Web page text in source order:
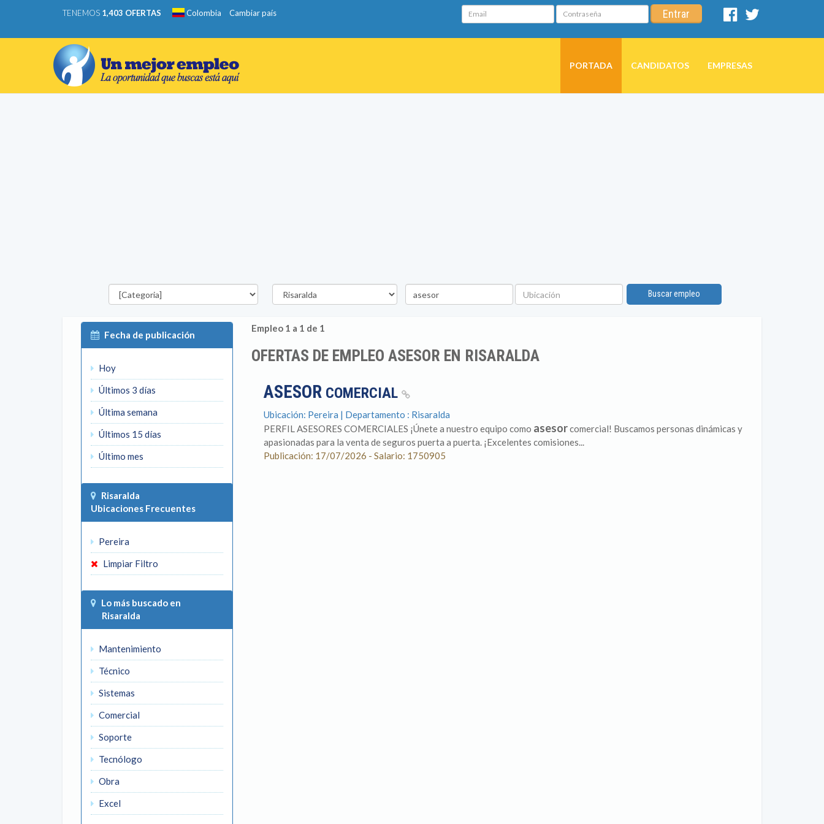
TENEMOS 1,403 OFERTAS Colombia Cambiar país Email Contraseña Entrar
Facebook
PORTADA CANDIDATOS EMPRESAS
Categorías Departamento
Palabra
clave
Ubicación
Buscar empleo
Fecha de publicación
Hoy
Últimos 3 días
Última semana
Últimos 15 días
Último mes
Risaralda
Ubicaciones Frecuentes
Pereira
Limpiar Filtro
Lo más buscado en
Risaralda
Mantenimiento
Técnico
Sistemas
Comercial
Soporte
Tecnólogo
Obra
Excel
Empleo 1 a 1 de 1
OFERTAS DE EMPLEO ASESOR EN RISARALDA
ASESORCOMERCIAL
Ubicación: Pereira | Departamento : Risaralda
PERFIL ASESORES COMERCIALES ¡Únete a nuestro equipo como asesorcomercial! Buscamos personas dinámicas y
apasionadas para la venta de seguros puerta a puerta. ¡Excelentes comisiones...
Publicación: 17/07/2026 - Salario: 1750905